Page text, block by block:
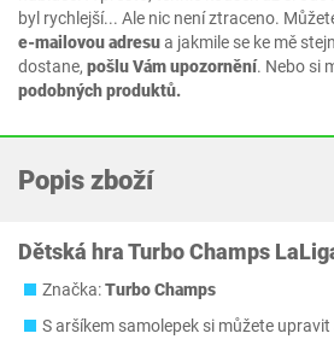
byl rychlejší... Ale nic není ztraceno.
e-mailovou adresua jakmile se ke mě
dostane, pošlu Vám upozornění. Nebo si
podobných produktů.
Popis zboží
Dětská hra Turbo Champs
Značka:Turbo Champs
S aršíkem samolepek si můžete